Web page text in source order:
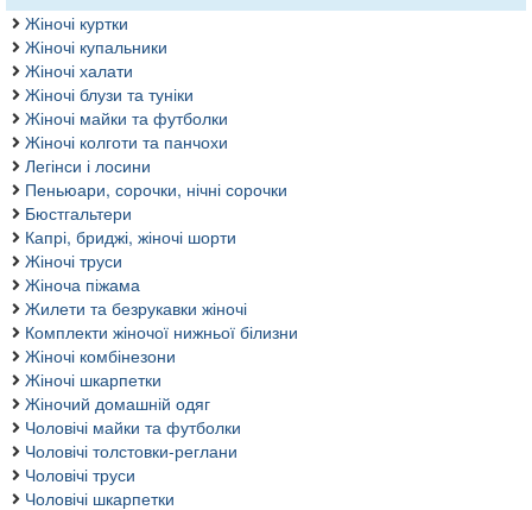
Жіночі куртки
Жіночі купальники
Жіночі халати
Жіночі блузи та туніки
Жіночі майки та футболки
Жіночі колготи та панчохи
Легінси і лосини
Пеньюари, сорочки, нічні сорочки
Бюстгальтери
Капрі, бриджі, жіночі шорти
Жіночі труси
Жіноча піжама
Жилети та безрукавки жіночі
Комплекти жіночої нижньої білизни
Жіночі комбінезони
Жіночі шкарпетки
Жіночий домашній одяг
Чоловічі майки та футболки
Чоловічі толстовки-реглани
Чоловічі труси
Чоловічі шкарпетки